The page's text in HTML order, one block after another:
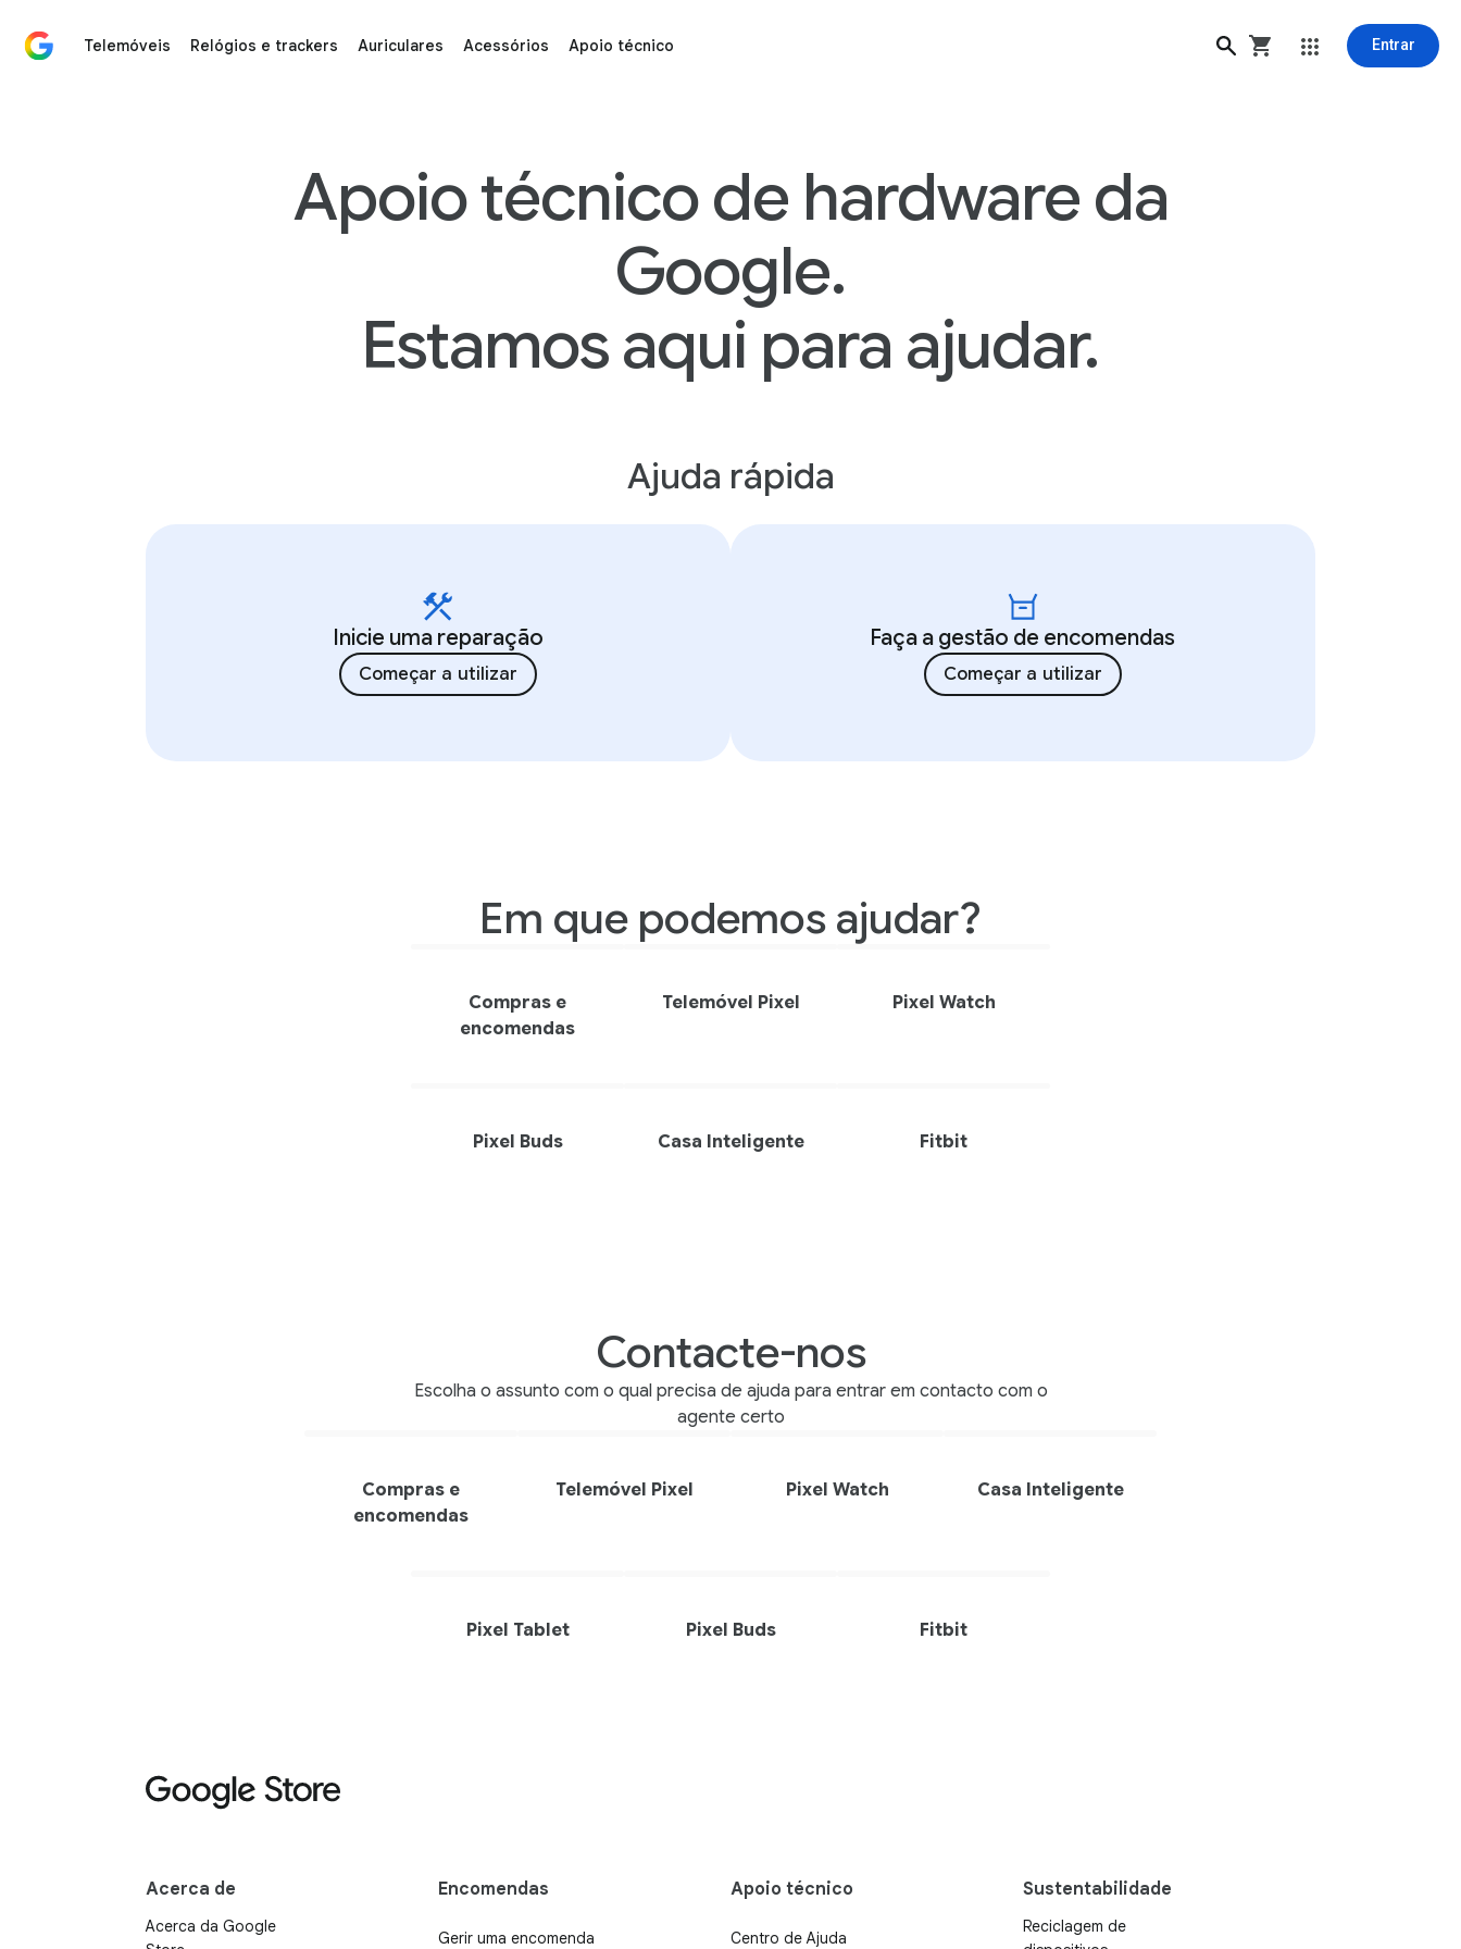
Telemóveis Relógios e trackers Auriculares Acessórios Apoio técnico Entrar
Apoio técnico de hardware da
Google.
Estamos aqui para ajudar.
Ajuda rápida
Inicie uma reparação
Começar a utilizar
Faça a gestão de encomendas
Começar a utilizar
Em que podemos ajudar?
Compras e
encomendas
Telemóvel Pixel Pixel Watch
Pixel Buds Casa Inteligente Fitbit
Contacte-nos
Escolha o assunto com o qual precisa de ajuda para entrar em contacto com o
agente certo
Compras e
encomendas
Telemóvel Pixel Pixel Watch Casa Inteligente
Pixel Tablet Pixel Buds Fitbit
Acerca de
Acerca da Google
Encomendas
Gerir uma encomenda
Apoio técnico
Centro de Ajuda
Sustentabilidade
Reciclagem de